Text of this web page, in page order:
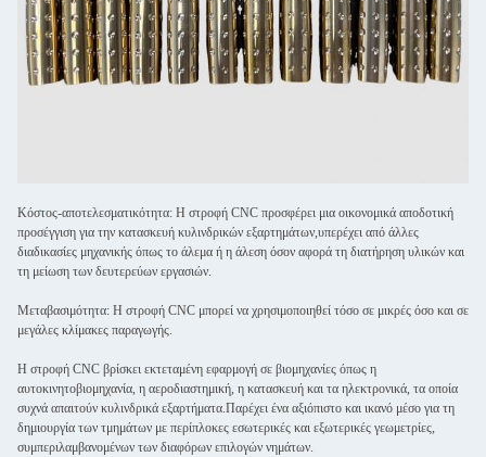
Κόστος-αποτελεσματικότητα: Η στροφή CNC προσφέρει μια οικονομικά αποδοτική
προσέγγιση για την κατασκευή κυλινδρικών εξαρτημάτων,υπερέχει από άλλες
διαδικασίες μηχανικής όπως το άλεμα ή η άλεση όσον αφορά τη διατήρηση υλικών και
τη μείωση των δευτερεύων εργασιών.
Μεταβασιμότητα: Η στροφή CNC μπορεί να χρησιμοποιηθεί τόσο σε μικρές όσο και σε
μεγάλες κλίμακες παραγωγής.
Η στροφή CNC βρίσκει εκτεταμένη εφαρμογή σε βιομηχανίες όπως η
αυτοκινητοβιομηχανία, η αεροδιαστημική, η κατασκευή και τα ηλεκτρονικά, τα οποία
συχνά απαιτούν κυλινδρικά εξαρτήματα.Παρέχει ένα αξιόπιστο και ικανό μέσο για τη
δημιουργία των τμημάτων με περίπλοκες εσωτερικές και εξωτερικές γεωμετρίες,
συμπεριλαμβανομένων των διαφόρων επιλογών νημάτων.